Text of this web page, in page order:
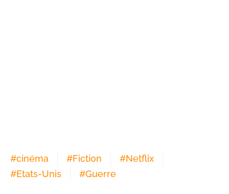
#cinéma #Fiction #Netflix
#Etats-Unis #Guerre